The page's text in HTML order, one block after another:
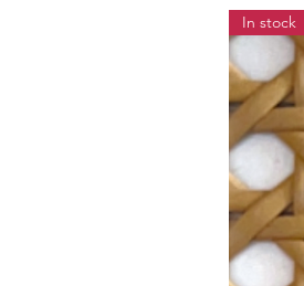
In stock